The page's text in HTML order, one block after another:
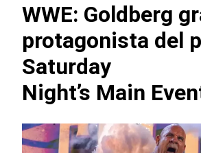
WWE: Goldberg
protagonista del
Saturday
Night’s Main